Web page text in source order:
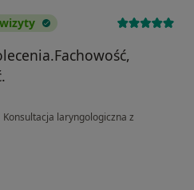
Konsultacja laryngologiczna z